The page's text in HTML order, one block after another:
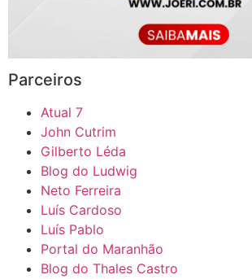
Parceiros
Atual 7
John Cutrim
Gilberto Léda
Blog do Ludwig
Neto Ferreira
Luís Cardoso
Luís Pablo
Portal do Maranhão
Blog do Thales Castro